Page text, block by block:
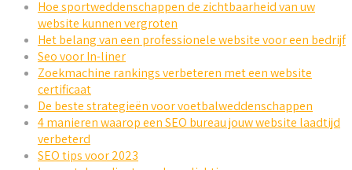
Hoe sportweddenschappen de zichtbaarheid van uw
website kunnen vergroten
Het belang van een professionele website voor een bedrijf
Seo voor In-liner
Zoekmachine rankings verbeteren met een website
certificaat
De beste strategieën voor voetbalweddenschappen
4 manieren waarop een SEO bureau jouw website laadtijd
verbeterd
SEO tips voor 2023